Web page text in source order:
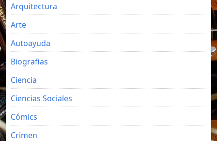
Arquitectura
Arte
Autoayuda
Biografias
Ciencia
Ciencias Sociales
Cómics
Crimen